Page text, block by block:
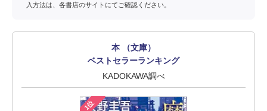
入方法は、各書店のサイトにてご確認ください。
本 （文庫）
ベストセラーランキング
KADOKAWA調べ
1位